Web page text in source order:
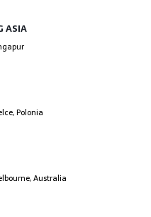
ASIA
Polonia
Australia